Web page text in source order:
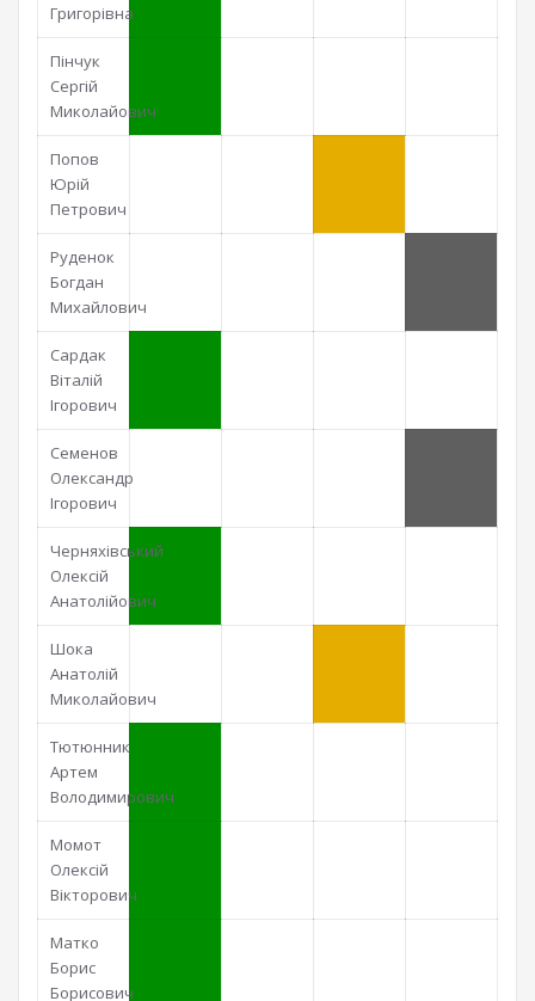
Григорівна
Пінчук
Сергій
Миколайович
Попов
Юрій
Петрович
Руденок
Богдан
Михайлович
Сардак
Віталій
Ігорович
Семенов
Олександр
Ігорович
Черняхівський
Олексій
Анатолійович
Шока
Анатолій
Миколайович
Тютюнник
Артем
Володимирович
Момот
Олексій
Вікторович
Матко
Борис
Борисович